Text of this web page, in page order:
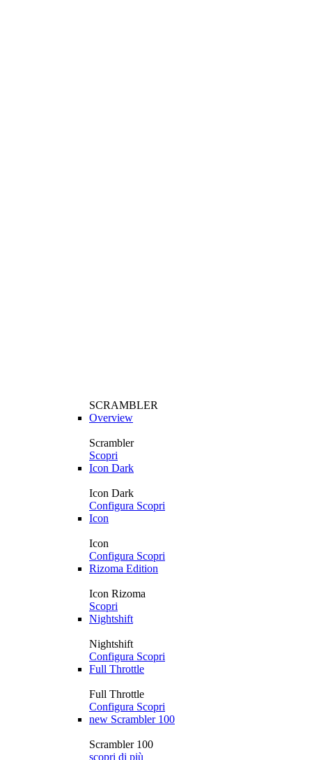
SCRAMBLER
Overview
Scrambler
Scopri
Icon Dark
Icon Dark
Configura Scopri
Icon
Icon
Configura Scopri
Rizoma Edition
Icon Rizoma
Scopri
Nightshift
Nightshift
Configura Scopri
Full Throttle
Full Throttle
Configura Scopri
new Scrambler 100
Scrambler 100
scopri di più